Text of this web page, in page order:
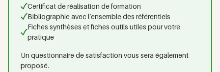
Certificat de réalisation de formation
Bibliographie avec l’ensemble des référentiels
Fiches synthèses et fiches outils utiles pour votre
pratique
Un questionnaire de satisfaction vous sera également
proposé.